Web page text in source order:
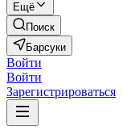
Ещё
Поиск
Барсуки
Войти
Войти
Зарегистрироваться